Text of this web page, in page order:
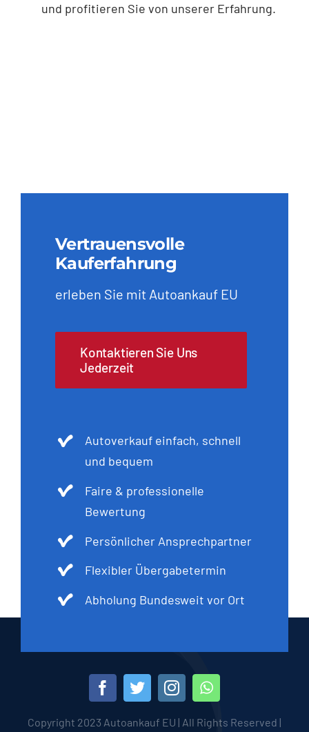
und profitieren Sie von unserer Erfahrung.
Vertrauensvolle
Kauferfahrung
erleben Sie mit Autoankauf EU
Kontaktieren Sie Uns
Jederzeit
Autoverkauf einfach, schnell
und bequem
Faire & professionelle
Bewertung
Persönlicher Ansprechpartner
Flexibler Übergabetermin
Abholung Bundesweit vor Ort
Copyright 2023 Autoankauf EU | All Rights Reserved |